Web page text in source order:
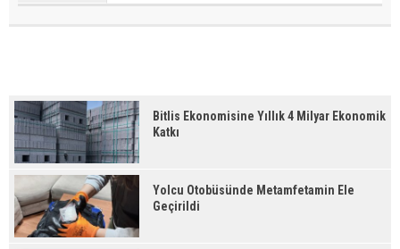
Bitlis Ekonomisine Yıllık 4 Milyar Ekonomik
Katkı
Yolcu Otobüsünde Metamfetamin Ele
Geçirildi